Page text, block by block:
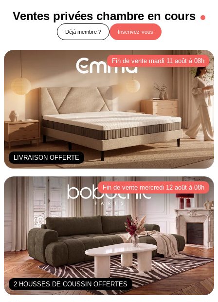
Ventes privées chambre en cours
Déjà membre ? Inscrivez-vous
Fin de vente mardi 11 août à 08h
LIVRAISON OFFERTE
Fin de vente mercredi 12 août à 08h
2 HOUSSES DE COUSSIN OFFERTES